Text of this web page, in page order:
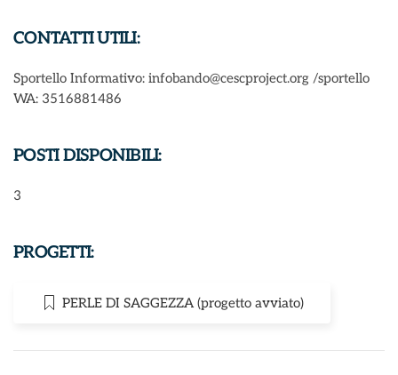
CONTATTI UTILI:
Sportello Informativo: infobando@cescproject.org /sportello
WA: 3516881486
POSTI DISPONIBILI:
3
PROGETTI:
PERLE DI SAGGEZZA (progetto avviato)